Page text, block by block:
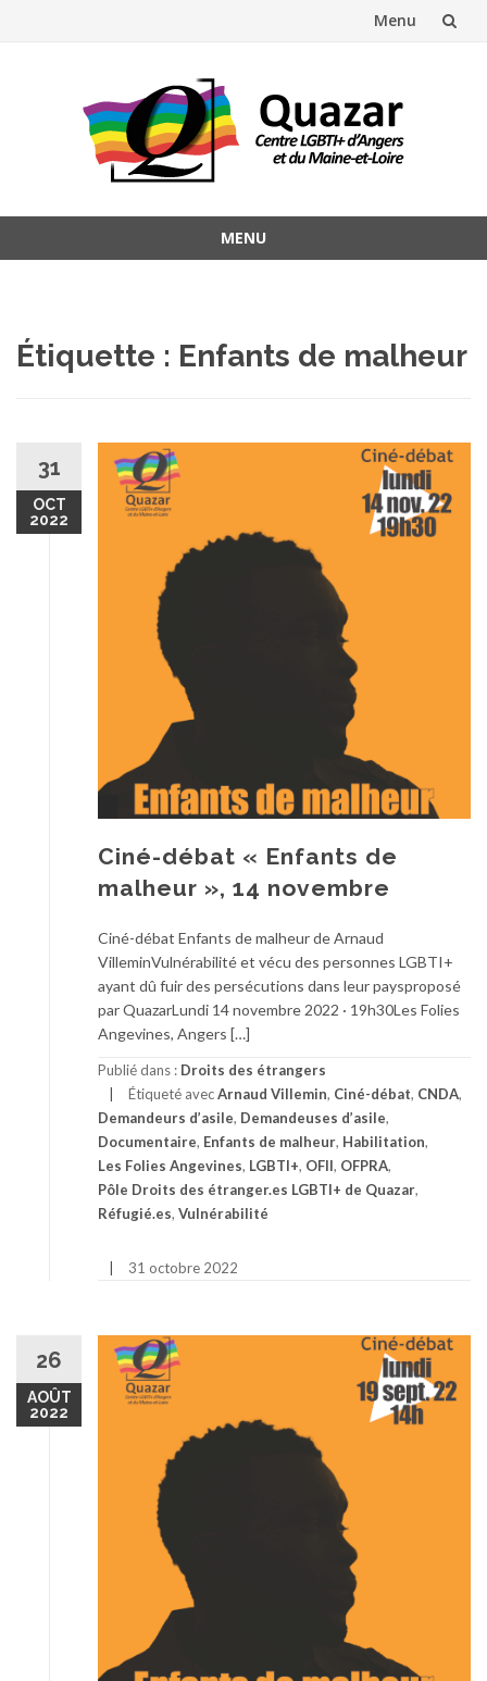
Menu
MENU
Étiquette : Enfants de malheur
31
OCT
2022
Ciné-débat « Enfants de
malheur », 14 novembre
Ciné-débat Enfants de malheur de Arnaud
VilleminVulnérabilité et vécu des personnes LGBTI+
ayant dû fuir des persécutions dans leur paysproposé
par QuazarLundi 14 novembre 2022 · 19h30Les Folies
Angevines, Angers […]
Publié dans : Droits des étrangers
Étiqueté avecArnaud Villemin, Ciné-débat, CNDA,
Demandeurs d’asile, Demandeuses d’asile,
Documentaire, Enfants de malheur, Habilitation,
Les Folies Angevines, LGBTI+, OFII, OFPRA,
Pôle Droits des étranger.es LGBTI+ de Quazar,
Réfugié.es, Vulnérabilité
31 octobre 2022
26
AOÛT
2022